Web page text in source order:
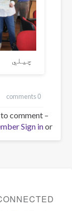
چیلي
0 comments
comment –
Sign inor